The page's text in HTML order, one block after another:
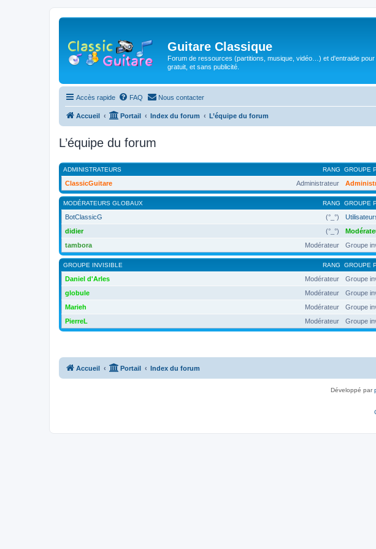
Guitare Classique
Forum de ressources (partitions, musique, vidéo…) et d'entraide
gratuit, et sans publicité.
Accès rapide FAQ Nous contacter
Accueil Portail Index du forum L’équipe du forum
L’équipe du forum
RANG
ADMINISTRATEURS GROUPE
Administrateur
ClassicGuitare
RANG
MODÉRATEURS GLOBAUX GROUPE
(°_°)
BotClassicG
(°_°)
didier
Modérateur
tambora Groupe
RANG
GROUPE INVISIBLE GROUPE
Modérateur
Daniel d'Arles Groupe
Modérateur
globule Groupe
Modérateur
Marieh Groupe
Modérateur
PierreL Groupe
Accueil Portail Index du forum
Développé par